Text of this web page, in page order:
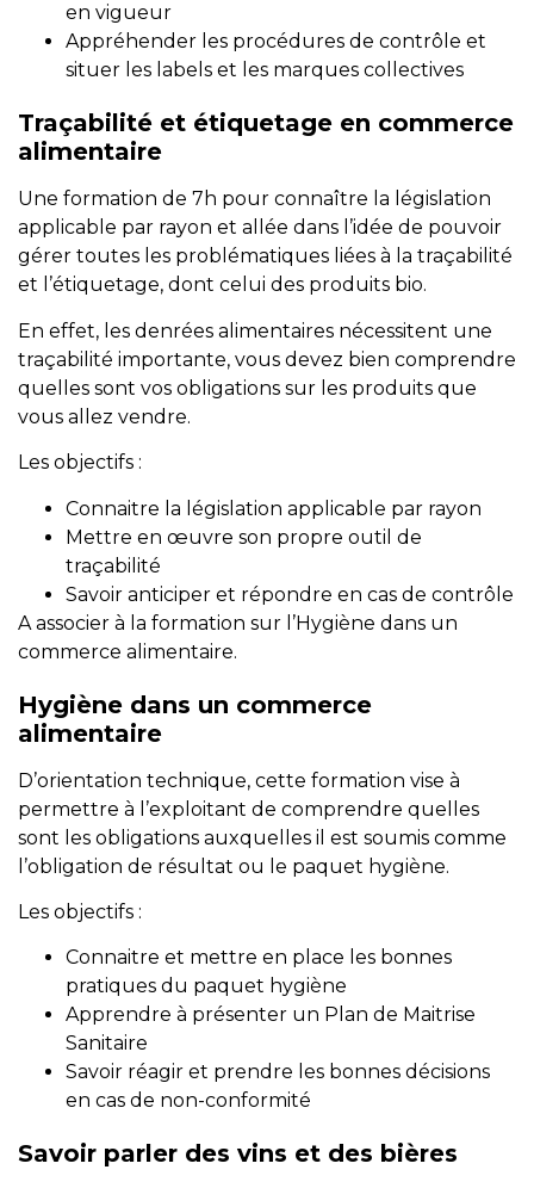
en vigueur
Appréhender les procédures de contrôle et
situer les labels et les marques collectives
Traçabilité et étiquetage en commerce
alimentaire
Une formation de 7h pour connaître la législation
applicable par rayon et allée dans l’idée de pouvoir
gérer toutes les problématiques liées à la traçabilité
et l’étiquetage, dont celui des produits bio.
En effet, les denrées alimentaires nécessitent une
traçabilité importante, vous devez bien comprendre
quelles sont vos obligations sur les produits que
vous allez vendre.
Les objectifs :
Connaitre la législation applicable par rayon
Mettre en œuvre son propre outil de
traçabilité
Savoir anticiper et répondre en cas de contrôle
A associer à la formation sur l’Hygiène dans un
commerce alimentaire.
Hygiène dans un commerce
alimentaire
D’orientation technique, cette formation vise à
permettre à l’exploitant de comprendre quelles
sont les obligations auxquelles il est soumis comme
l’obligation de résultat ou le paquet hygiène.
Les objectifs :
Connaitre et mettre en place les bonnes
pratiques du paquet hygiène
Apprendre à présenter un Plan de Maitrise
Sanitaire
Savoir réagir et prendre les bonnes décisions
en cas de non-conformité
Savoir parler des vins et des bières